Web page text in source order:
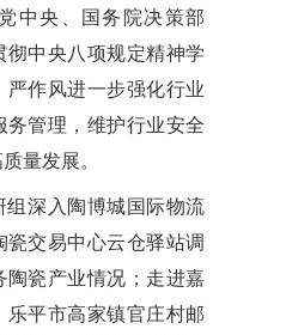
中央、国务院决策部
彻中央八项规定精神学
严作风进一步强化行业
务管理，维护行业安全
量发展。
组深入陶博城国际物流
瓷交易中心云仓驿站调
陶瓷产业情况；走进嘉
乐平市高家镇官庄村邮